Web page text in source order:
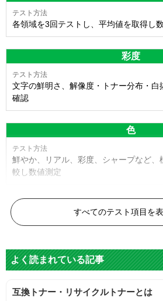
各領域を3回テストし、平均値を取得し
彩度
文字の鮮明さ、解像度・トナー分布・白
確認
色
鮮やか、リアル、彩度、シャープなど、
較し数値測定
グレースケール
目視検査にて数値測定
すべてのテスト項目を
よく読まれている記事
互換トナー・リサイクルトナーとは